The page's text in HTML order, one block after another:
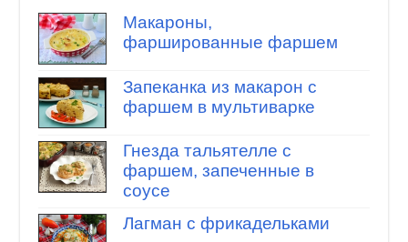
Макароны,
фаршированные фаршем
Запеканка из макарон с
фаршем в мультиварке
Гнезда тальятелле с
фаршем, запеченные в
соусе
Лагман с фрикадельками